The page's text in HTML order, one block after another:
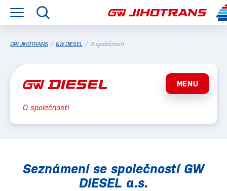
GW JIHOTRANS / GW DIESEL / O společnosti
O společnosti
MENU
Seznámení se společností GW
DIESEL a.s.